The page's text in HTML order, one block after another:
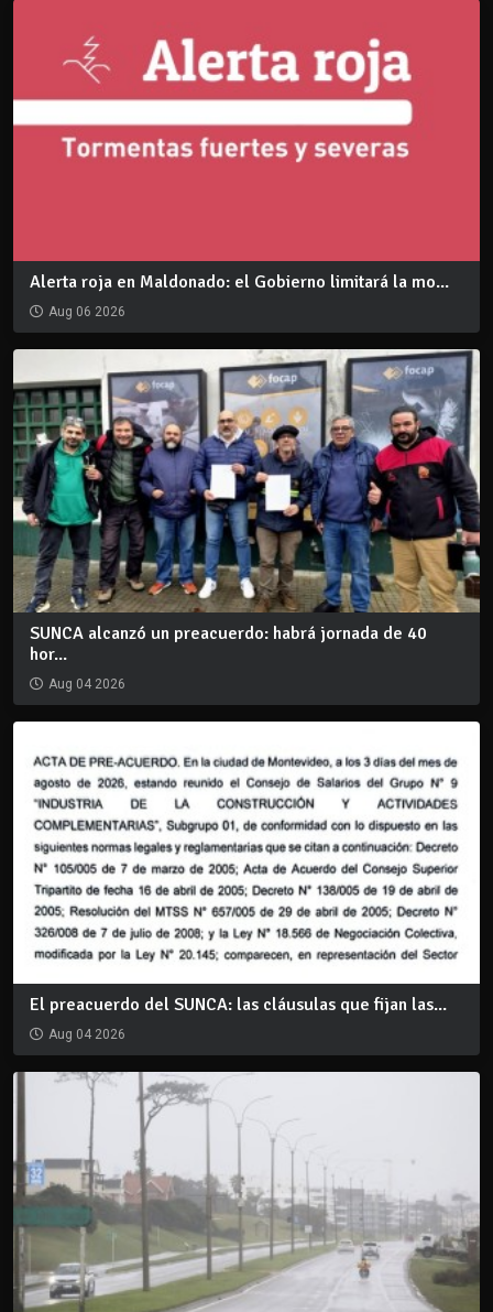
Alerta roja en Maldonado: el Gobierno limitará la mo...
Aug 06 2026
SUNCA alcanzó un preacuerdo: habrá jornada de 40
hor...
Aug 04 2026
El preacuerdo del SUNCA: las cláusulas que fijan las...
Aug 04 2026